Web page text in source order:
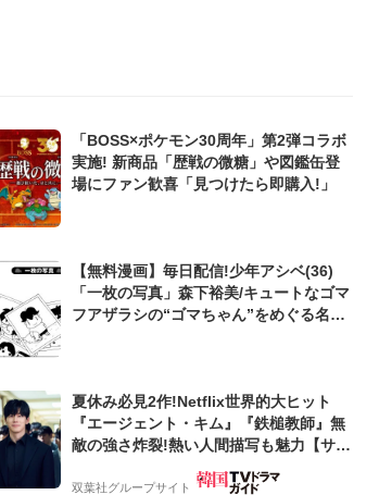
「BOSS×ポケモン30周年」第2弾コラボ
実施! 新商品「歴戦の微糖」や図鑑缶登
場にファン歓喜「見つけたら即購入!」
【無料漫画】毎日配信!少年アシベ(36)
「一枚の写真」森下裕美/キュートなゴマ
フアザラシの“ゴマちゃん”をめぐる名作
夏休み必見2作!Netflix世界的大ヒット
『エージェント・キム』『鉄槌教師』無
敵の強さ炸裂!熱い人間描写も魅力【サラ
双葉社グループサイト